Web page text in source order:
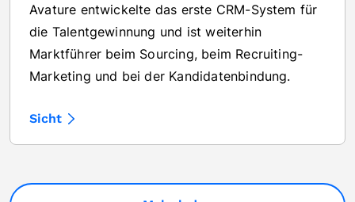
Avature entwickelte das erste CRM-System für
die Talentgewinnung und ist weiterhin
Marktführer beim Sourcing, beim Recruiting-
Marketing und bei der Kandidatenbindung.
Sicht